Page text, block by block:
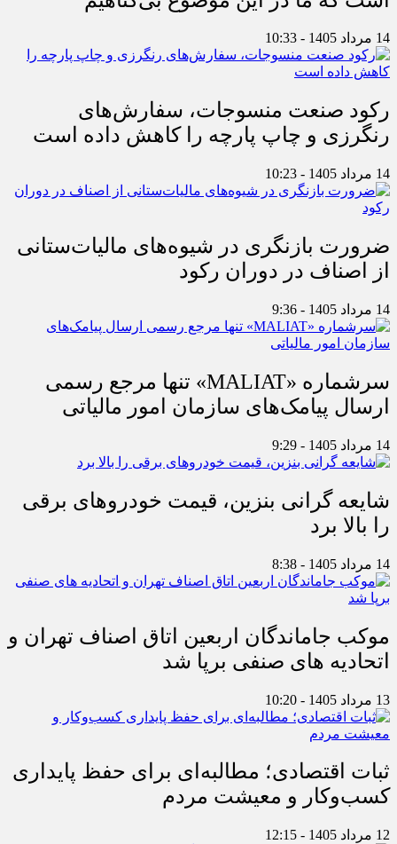
14 مرداد 1405 - 10:33
رکود صنعت منسوجات، سفارش‌های
رنگرزی و چاپ پارچه را کاهش داده است
14 مرداد 1405 - 10:23
ضرورت بازنگری در شیوه‌های مالیات‌ستانی
از اصناف در دوران رکود
14 مرداد 1405 - 9:36
سرشماره «MALIAT» تنها مرجع رسمی
ارسال پیامک‌های سازمان امور مالیاتی
14 مرداد 1405 - 9:29
شایعه گرانی بنزین، قیمت خودروهای برقی
را بالا برد
14 مرداد 1405 - 8:38
موکب جاماندگان اربعین اتاق اصناف تهران و
اتحادیه های صنفی برپا شد
13 مرداد 1405 - 10:20
ثبات اقتصادی؛ مطالبه‌ای برای حفظ پایداری
کسب‌وکار و معیشت مردم
12 مرداد 1405 - 12:15